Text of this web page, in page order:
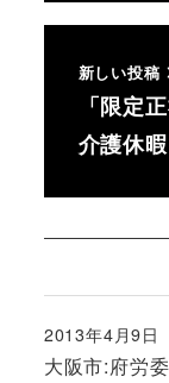
新しい投稿
「限定
介護休
大阪市:府労
投稿日
2013年4月9日